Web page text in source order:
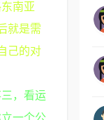
南亚
就是需
己的对
，看运
一个公